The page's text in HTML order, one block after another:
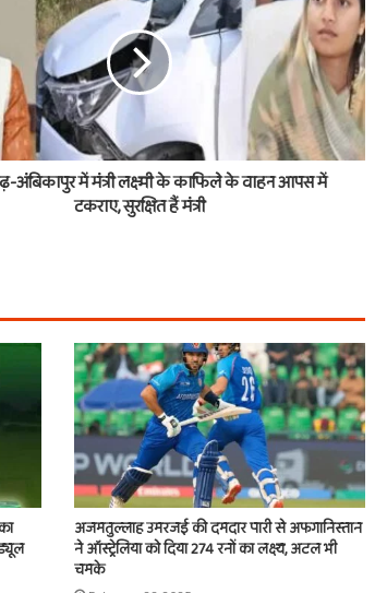
अंबिकापुर में मंत्री लक्ष्मी के काफिले के वाहन आपस में
टकराए, सुरक्षित हैं मंत्री
अजमतुल्लाह उमरजई की दमदार पारी से अफगानिस्तान
ने ऑस्ट्रेलिया को दिया 274 रनों का लक्ष्य, अटल भी
चमके